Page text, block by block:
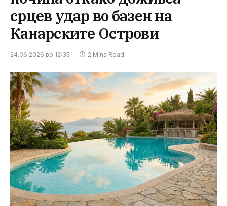
срцев удар во базен на
Канарските Острови
24.06.2026 во 12:35 2 Mins Read